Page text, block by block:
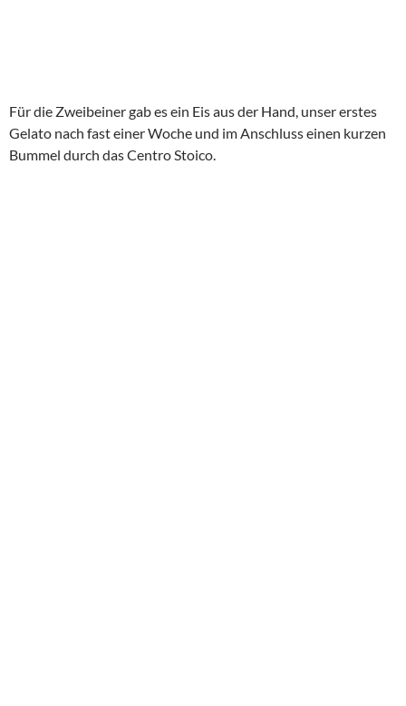
Für die Zweibeiner gab es ein Eis aus der Hand, unser erstes
Gelato nach fast einer Woche und im Anschluss einen kurzen
Bummel durch das Centro Stoico.